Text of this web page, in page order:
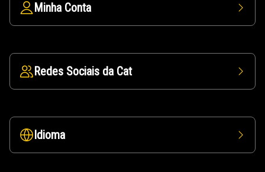
Minha Conta
Redes Sociais da Cat
Idioma